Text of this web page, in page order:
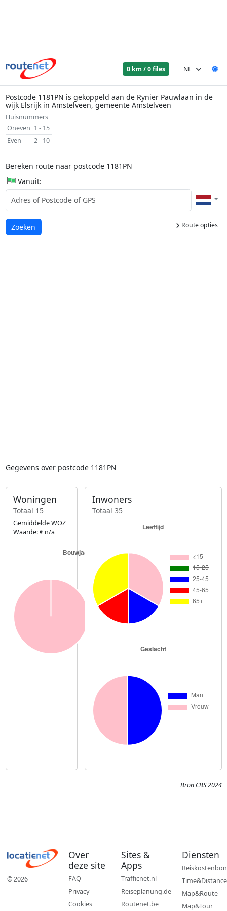
0 km / 0 files
Postcode 1181PN is gekoppeld aan de Rynier Pauwlaan in de
wijk Elsrijk in Amstelveen, gemeente Amstelveen
Huisnummers
Oneven 1 - 15
Even
2 - 10
Bereken route naar postcode 1181PN
Vanuit:
Route opties
Laden...
Zoeken
Gegevens over postcode 1181PN
Woningen
Totaal 15
Gemiddelde WOZ
Waarde: € n/a
Inwoners
Totaal 35
Bron CBS 2024
© 2026
Over
deze site
FAQ
Privacy
Cookies
Sites &
Apps
Trafficnet.nl
Reiseplanung.de
Routenet.be
Diensten
Reiskostenbon
Time&Distance
Map&Route
Map&Tour